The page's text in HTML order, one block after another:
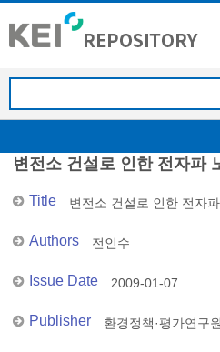
변전소 건설로 인한 전자파
Title 변전소 건설로 인한 전자
Authors 전인수
Issue Date 2009-01-07
Publisher 환경정책·평가연구원